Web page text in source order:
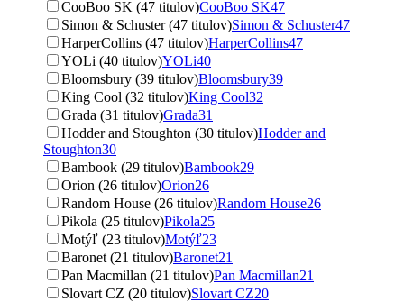
CooBoo SK (47 titulov)CooBoo SK47
Simon & Schuster (47 titulov)Simon & Schuster47
HarperCollins (47 titulov)HarperCollins47
YOLi (40 titulov)YOLi40
Bloomsbury (39 titulov)Bloomsbury39
King Cool (32 titulov)King Cool32
Grada (31 titulov)Grada31
Hodder and Stoughton (30 titulov)Hodder and
Stoughton30
Bambook (29 titulov)Bambook29
Orion (26 titulov)Orion26
Random House (26 titulov)Random House26
Pikola (25 titulov)Pikola25
Motýľ (23 titulov)Motýľ23
Baronet (21 titulov)Baronet21
Pan Macmillan (21 titulov)Pan Macmillan21
Slovart CZ (20 titulov)Slovart CZ20